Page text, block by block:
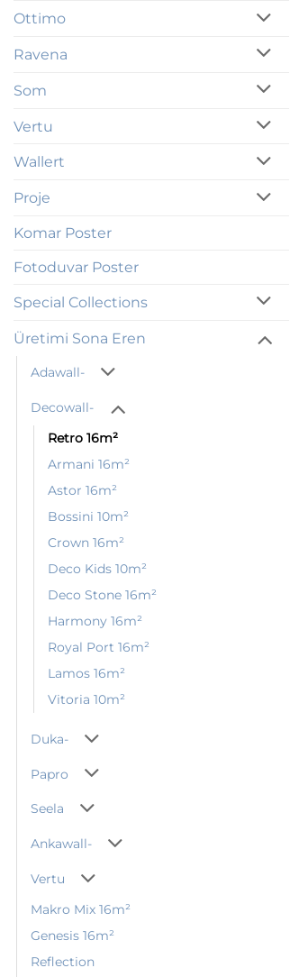
Ottimo
Ravena
Som
Vertu
Wallert
Proje
Komar Poster
Fotoduvar Poster
Special Collections
Üretimi Sona Eren
Adawall-
Decowall-
Retro 16m²
Armani 16m²
Astor 16m²
Bossini 10m²
Crown 16m²
Deco Kids 10m²
Deco Stone 16m²
Harmony 16m²
Royal Port 16m²
Lamos 16m²
Vitoria 10m²
Duka-
Papro
Seela
Ankawall-
Vertu
Makro Mix 16m²
Genesis 16m²
Reflection